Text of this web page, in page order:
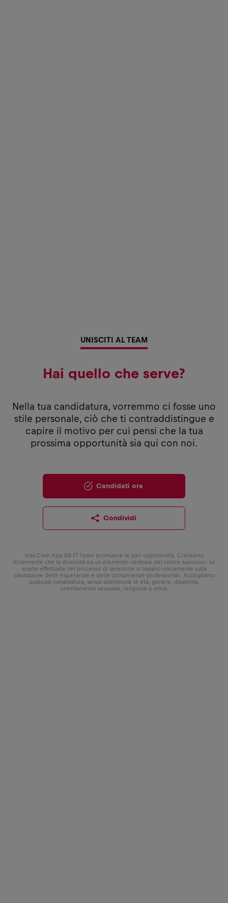
UNISCITI AL TEAM
Hai quello che serve?
Nella tua candidatura, vorremmo ci fosse uno
stile personale, ciò che ti contraddistingue e
capire il motivo per cui pensi che la tua
prossima opportunità sia qui con noi.
Candidati ora
Condividi
Visa Cash App RB F1 Team promuove le pari opportunità. Crediamo
fortemente che la diversità sia un elemento centrale del nostro successo. Le
scelte effettuate nel processo di selezione si basano unicamente sulla
valutazione delle esperienze e delle competenze professionali. Accogliamo
qualsiasi candidatura, senza distinzione di età, genere, disabilità,
orientamento sessuale, religione o etnia.